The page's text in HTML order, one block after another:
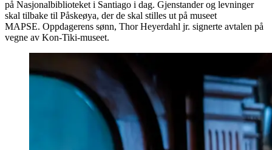
på Nasjonalbiblioteket i Santiago i dag. Gjenstander og levninger
skal tilbake til Påskeøya, der de skal stilles ut på museet
MAPSE. Oppdagerens sønn, Thor Heyerdahl jr. signerte avtalen på
vegne av Kon-Tiki-museet.